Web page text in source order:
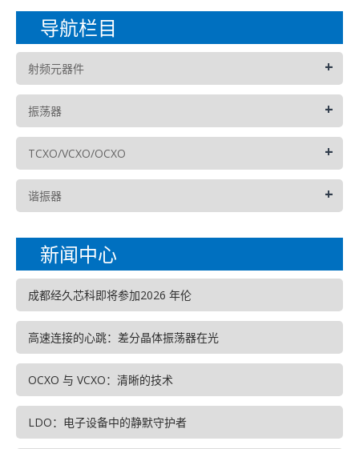
导航栏目
射频元器件 +
振荡器 +
TCXO/VCXO/OCXO +
谐振器 +
新闻中心
成都经久芯科即将参加2026 年伦
高速连接的心跳：差分晶体振荡器在光
OCXO 与 VCXO：清晰的技术
LDO：电子设备中的静默守护者